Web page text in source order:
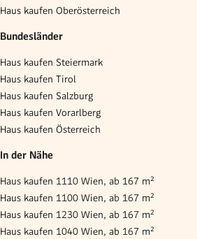
Haus kaufen Oberösterreich
Bundesländer
Haus kaufen Steiermark
Haus kaufen Tirol
Haus kaufen Salzburg
Haus kaufen Vorarlberg
Haus kaufen Österreich
In der Nähe
Haus kaufen 1110 Wien, ab 167 m²
Haus kaufen 1100 Wien, ab 167 m²
Haus kaufen 1230 Wien, ab 167 m²
Haus kaufen 1040 Wien, ab 167 m²